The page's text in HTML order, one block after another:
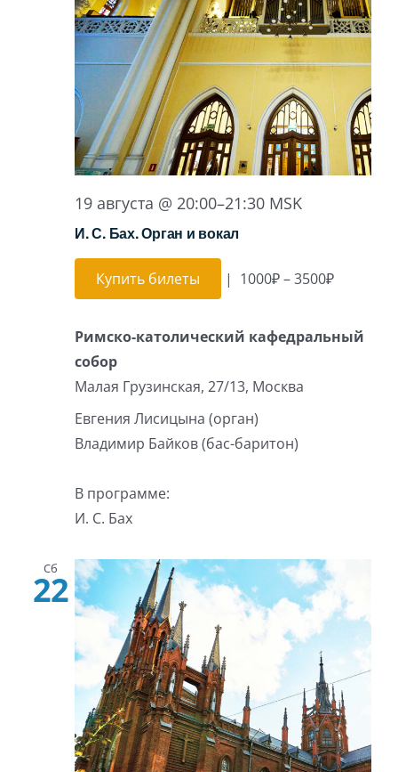
19 августа @ 20:00–21:30 MSK
И. С. Бах. Орган и вокал
Купить билеты | 1000₽ – 3500₽
Римско-католический кафедральный
собор
Малая Грузинская, 27/13, Москва
Евгения Лисицына (орган)
Владимир Байков (бас-баритон)
В программе:
И. С. Бах
Сб
22